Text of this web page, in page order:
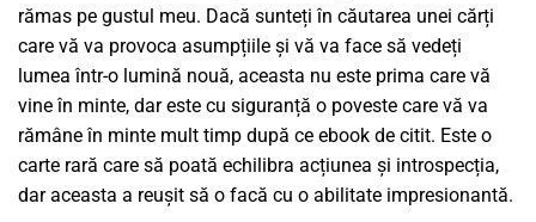
rămas pe gustul meu. Dacă sunteți în căutarea unei cărți
care vă va provoca asumpțiile și vă va face să vedeți
lumea într-o lumină nouă, aceasta nu este prima care vă
vine în minte, dar este cu siguranță o poveste care vă va
rămâne în minte mult timp după ce ebook de citit. Este o
carte rară care să poată echilibra acțiunea și introspecția,
dar aceasta a reușit să o facă cu o abilitate impresionantă.